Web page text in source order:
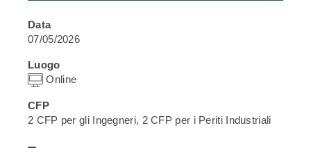
Data
07/05/2026
Luogo
Online
CFP
2 CFP per gli Ingegneri, 2 CFP per i Periti Industriali